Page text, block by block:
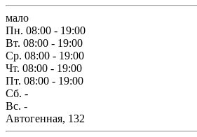
мало
Пн. 08:00 - 19:00
Вт. 08:00 - 19:00
Ср. 08:00 - 19:00
Чт. 08:00 - 19:00
Пт. 08:00 - 19:00
Сб. -
Вс. -
Автогенная, 132